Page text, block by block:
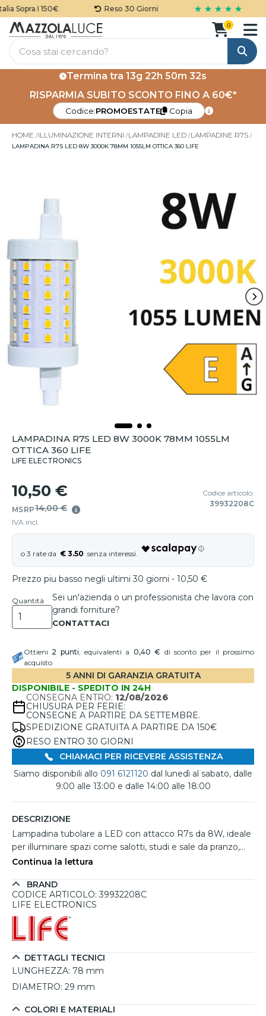
Sopra I 150€ Reso 30 Giorni ★ ★ ★ ★ ★
Cerca
0
Termina tra 13g 22h 50m 32s
RISPARMIA SUBITO SCONTO FINO A 60€*
Codice:PROMOESTATE Copia
HOME ILLUMINAZIONE INTERNI LAMPADINE LED LAMPADINE R7S
LAMPADINA R7S LED 8W 3000K 78MM 1055LM OTTICA 360 LIFE
LAMPADINA R7S LED 8W 3000K 78MM 1055LM
OTTICA 360 LIFE
LIFE ELECTRONICS
10,50 €
MSRP14,00 €
IVA incl.
Codice articolo:
39932208C
€ 3.50
Prezzo piu basso negli ultimi 30 giorni - 10,50 €
Quantità
Sei un'azienda o un professionista che lavora con
grandi forniture?
Ottieni 2 punti, equivalenti a 0,40 € di sconto per il prossimo
acquisto
5 ANNI DI GARANZIA GRATUITA
DISPONIBILE - SPEDITO IN 24H
CONSEGNA ENTRO: 12/08/2026
CHIUSURA PER FERIE:
CONSEGNE A PARTIRE DA SETTEMBRE.
SPEDIZIONE GRATUITA A PARTIRE DA 150€
RESO ENTRO 30 GIORNI
CHIAMACI PER RICEVERE ASSISTENZA
Siamo disponibili allo 091 6121120 dal lunedì al sabato, dalle
9:00 alle 13:00 e dalle 14:00 alle 18:00
DESCRIZIONE
Lampadina tubolare a LED con attacco R7s da 8W, ideale
per illuminare spazi come salotti, studi e sale da pranzo,
emettendo una piacevole luce calda a 3000K che copre
1055 lumen e un angolo di illuminazione completo a 360°,
garantisce una distribuzione uniforme della luce.
un’elevata efficienza energetica e una durata di circa
30.000 ore, riducendo così la frequenza delle sostituzioni.
Il design compatto si adatta a diversi apparecchi con
attacco R7s, ideale per illuminare senza necessità di
80, assicurando una buona resa dei colori.
Continua la lettura
BRAND
CODICE ARTICOLO: 39932208C
LIFE ELECTRONICS
DETTAGLI TECNICI
LUNGHEZZA: 78 mm
DIAMETRO: 29 mm
COLORI E MATERIALI